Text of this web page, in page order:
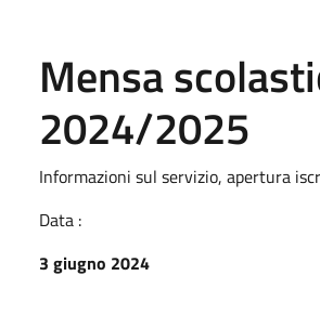
Mensa
2024/2025
Informazioni sul servizio, apertura
Data :
3 giugno 2024